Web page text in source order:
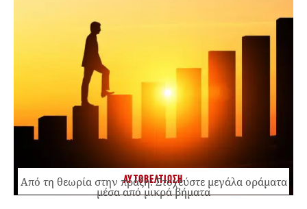
ΑΥΤΟΒΕΛΤΙΩΣΗ
Από τη θεωρία στην πράξη: Στοχεύστε μεγάλα οράματα
μέσα από μικρά βήματα